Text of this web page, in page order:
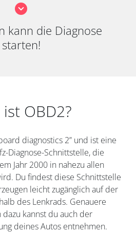
kann die Diagnose
starten!
ist OBD2?
diagnostics 2” und ist eine
Diagnose-Schnittstelle, die
Jahr 2000 in nahezu allen
Du findest diese Schnittstelle
leicht zugänglich auf der
des Lenkrads. Genauere
kannst du auch der
deines Autos entnehmen.